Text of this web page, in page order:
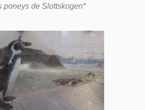
poneys de Slottskogen*